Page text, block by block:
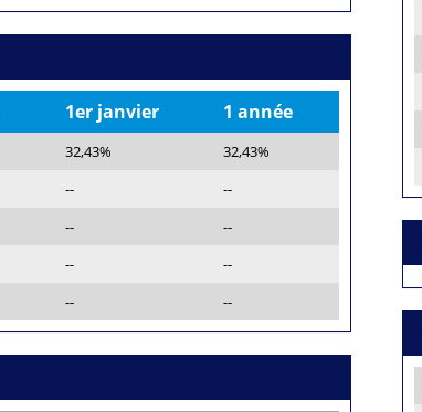
1er janvier 1 année
32,43%
32,43%
--
--
--
--
--
--
-- --